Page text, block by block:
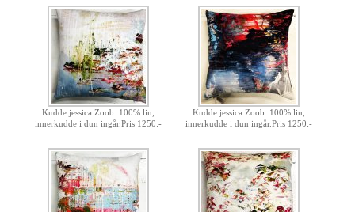
Kudde jessica Zoob. 100% lin,
innerkudde i dun ingår.Pris 1250:-
Kudde jessica Zoob. 100% lin,
innerkudde i dun ingår.Pris 1250:-